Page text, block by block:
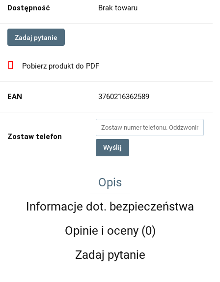
Dostępność Brak towaru
Zadaj pytanie
Pobierz produkt do PDF
EAN 3760216362589
Zostaw telefon
Wyślij
Opis
Informacje dot. bezpieczeństwa
Opinie i oceny (0)
Zadaj pytanie